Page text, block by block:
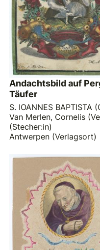
Andachtsbild auf
Täufer
S. IOANNES BAPTISTA
Van Merlen, Cornelis
(Stecher:in)
Antwerpen (Verlagsort)